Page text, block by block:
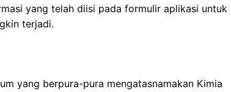
yang telah diisi pada formulir aplikasi untuk
terjadi.
yang berpura-pura mengatasnamakan Kimia